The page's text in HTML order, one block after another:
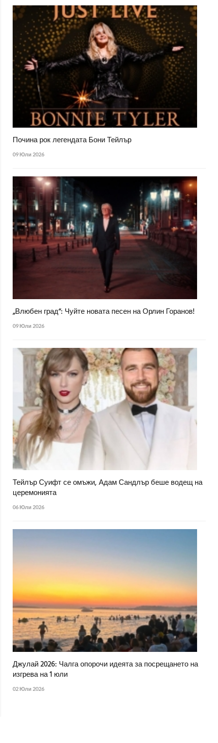
Почина рок легендата Бони Тейлър
09 Юли 2026
„Влюбен град“: Чуйте новата песен на Орлин Горанов!
09 Юли 2026
Тейлър Суифт се омъжи, Адам Сандлър беше водещ на
церемонията
06 Юли 2026
Джулай 2026: Чалга опорочи идеята за посрещането на
изгрева на 1 юли
02 Юли 2026